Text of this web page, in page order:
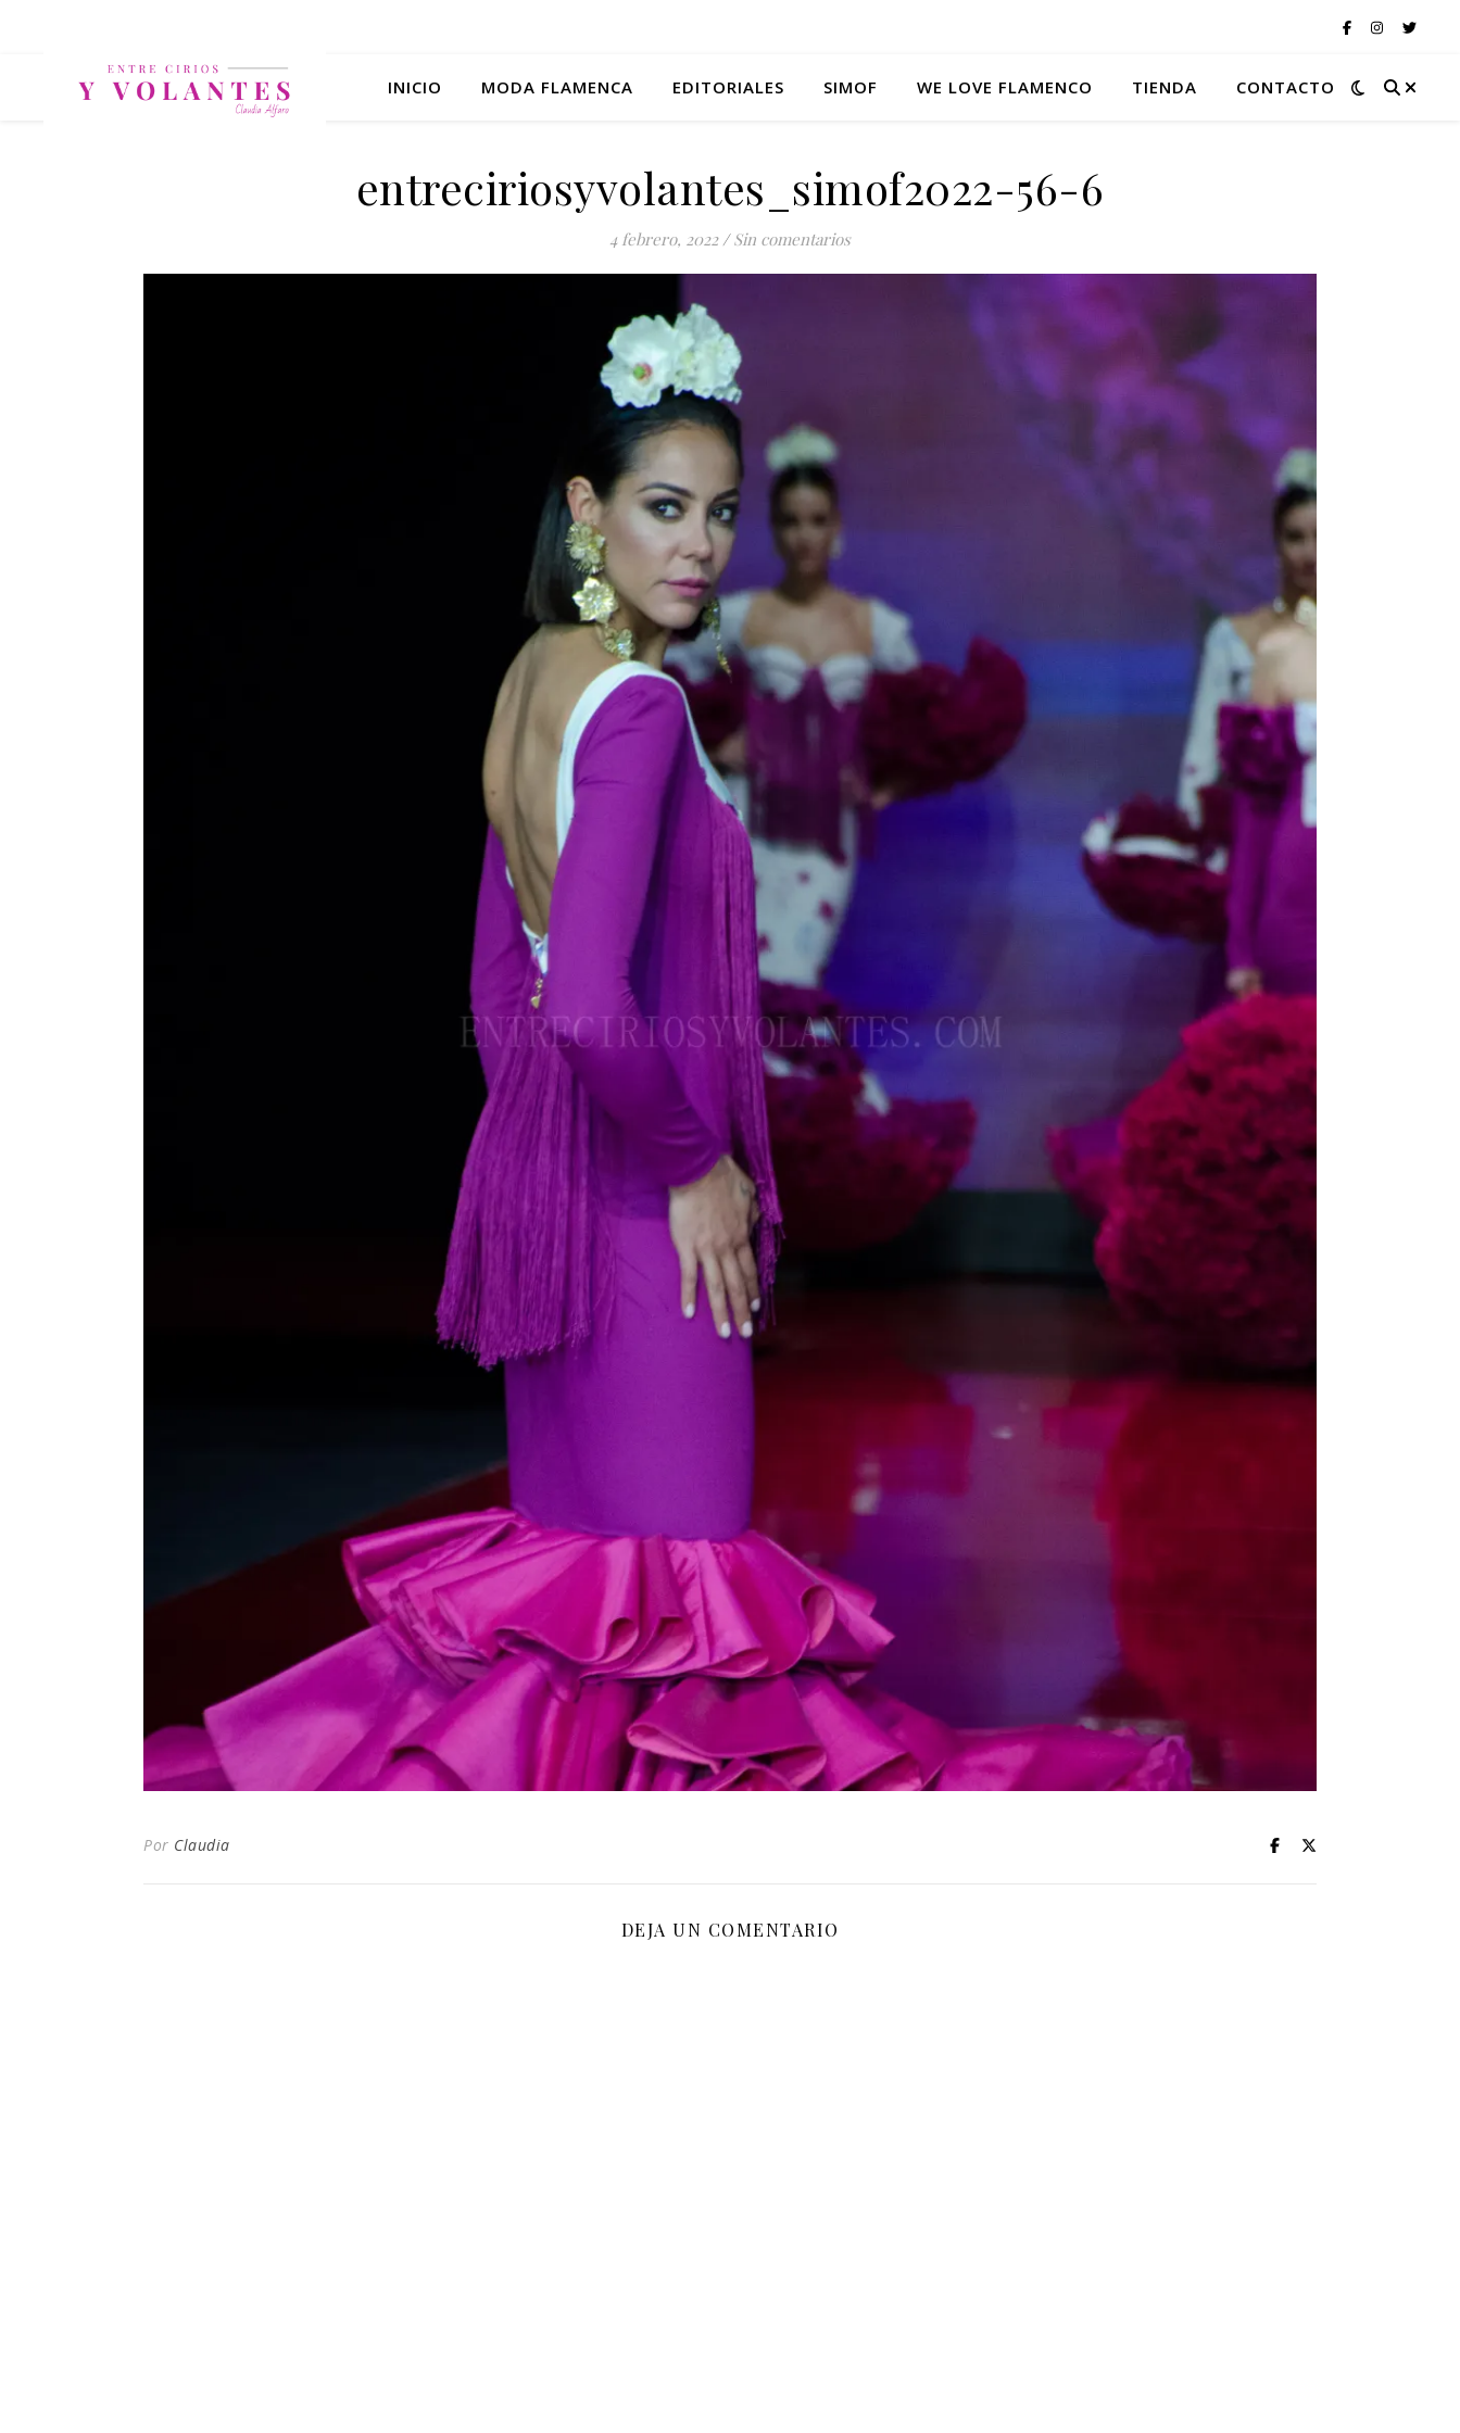
INICIO MODA FLAMENCA EDITORIALES SIMOF WE LOVE FLAMENCO TIENDA CONTACTO
entreciriosyvolantes_simof2022-56-6
4 febrero, 2022 / Sin comentarios
Por Claudia
DEJA UN COMENTARIO